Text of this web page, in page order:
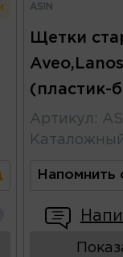
ASIN
Щетки
(пластик-
Артикул :
Напомнить